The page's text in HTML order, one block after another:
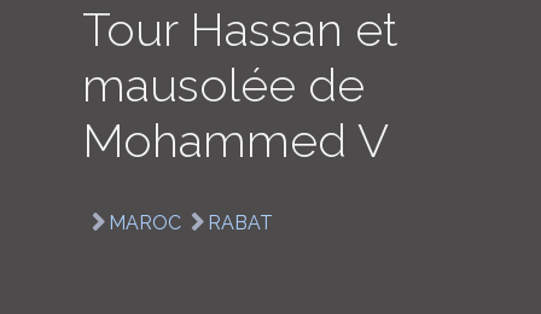
ENGLISH
Tour Hassan et
mausolée de
Mohammed V
MAROC RABAT